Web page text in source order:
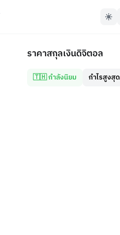
ราคาสกุลเงินดิจิตอล
🇹🇭 กำลังนิยม กำไรสูงสุด